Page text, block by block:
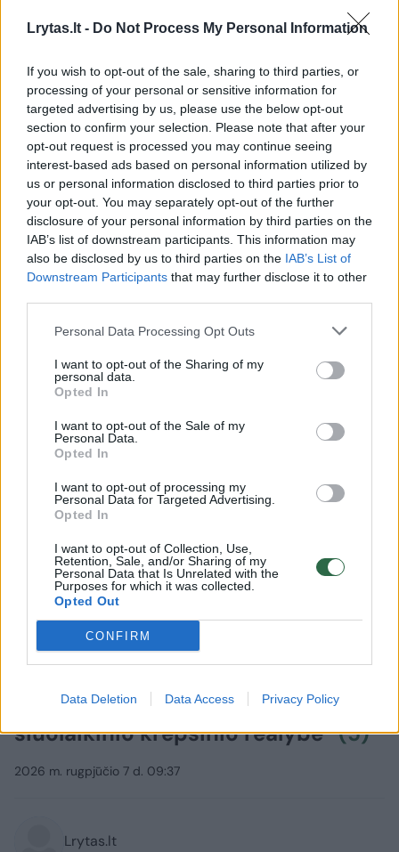
Lrytas.lt - Do Not Process My Personal Information
If you wish to opt-out of the sale, sharing to third parties, or
processing of your personal or sensitive information for
targeted advertising by us, please use the below opt-out
section to confirm your selection. Please note that after your
opt-out request is processed you may continue seeing
interest-based ads based on personal information utilized by
us or personal information disclosed to third parties prior to
your opt-out. You may separately opt-out of the further
disclosure of your personal information by third parties on the
IAB’s list of downstream participants. This information may
also be disclosed by us to third parties on the IAB’s List of
Downstream Participants that may further disclose it to other
Personal Data Processing Opt Outs
I want to opt-out of the Sharing of my
personal data.
Opted In
I want to opt-out of the Sale of my
Personal Data.
Opted In
I want to opt-out of processing my
Personal Data for Targeted Advertising.
Opted In
I want to opt-out of Collection, Use,
Retention, Sale, and/or Sharing of my
Personal Data that Is Unrelated with the
Purposes for which it was collected.
Opted Out
CONFIRM
Data Deletion Data Access Privacy Policy
Rodyti daugiau žymių
Komentuoti po šiuo straipsniu
Komentuoti gali tik Lrytas registruoti vartotojai.
Prisijunkite prie registruotų vartotojų
bendruomenės ir bendraukite komentaruose!
Rodyti komentarus
Prisijungti komentatoriams
Krepšinis
vertinęs R. Kurtinaitis: „Tokia yra
šiuolaikinio krepšinio realybė“(5)
2026 m. rugpjūčio 7 d. 09:37
Lrytas.lt